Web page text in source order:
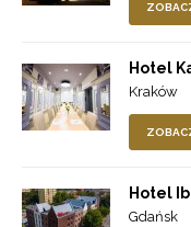
Hotel
Kraków
Hotel
Gdańsk